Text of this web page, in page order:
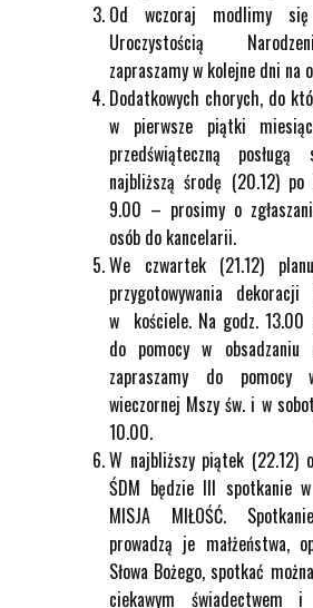
Od wczoraj modlimy się
Uroczystością
zapraszamy w kolejne dni na
Dodatkowych chorych, do
w pierwsze piątki
przedświąteczną
najbliższą środę (20.12)
9.00 – prosimy o
osób do kancelarii.
We czwartek (21.12)
przygotowywania dekoracji
w kościele. Na godz. 13.00
do pomocy w obsadzaniu
zapraszamy do
wieczornej Mszy św. i w
10.00.
W najbliższy piątek (22.12)
ŚDM będzie III spotkanie
MISJA MIŁOŚĆ.
prowadzą je małżeństwa,
Słowa Bożego, spotkać
ciekawym